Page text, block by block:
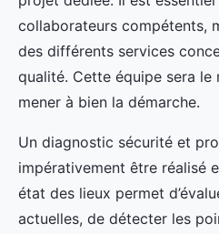
collaborateurs compétents,
des différents services
qualité. Cette équipe sera
mener à bien la démarche.
Un diagnostic sécurité et
impérativement être réalisé
état des lieux permet
actuelles, de détecter les